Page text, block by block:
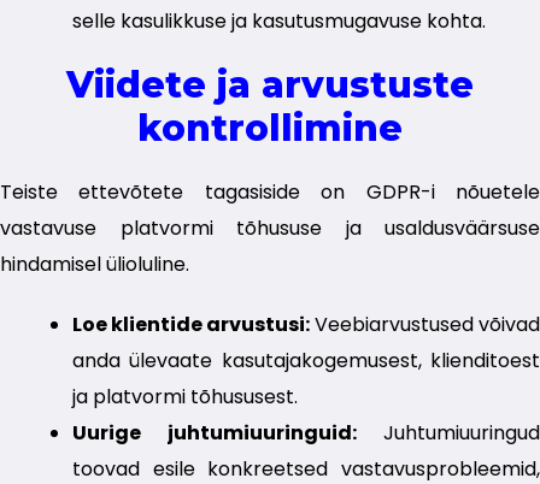
selle kasulikkuse ja kasutusmugavuse kohta.
Viidete ja arvustuste
kontrollimine
Teiste ettevõtete tagasiside on GDPR-i nõuetele
vastavuse platvormi tõhususe ja usaldusväärsuse
hindamisel ülioluline.
Loe klientide arvustusi:Veebiarvustused võivad
anda ülevaate kasutajakogemusest, klienditoest
ja platvormi tõhususest.
Uurige juhtumiuuringuid:Juhtumiuuringud
toovad esile konkreetsed vastavusprobleemid,